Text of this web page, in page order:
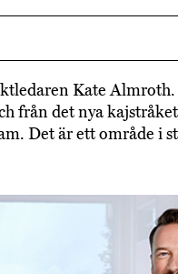
Kate
från det nya
Det är ett område i